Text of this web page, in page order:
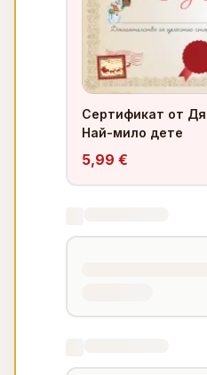
Сертификат от
Най-мило дете
5,99 €